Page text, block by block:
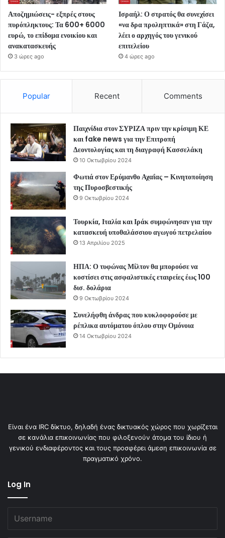
Αποζημιώσεις- εξπρές στους
πυρόπληκτους: Τα 600+ 6000
ευρώ, το επίδομα ενοικίου και
ανακατασκευής
3 ώρες ago
Ισραήλ: Ο στρατός θα συνεχίσει
«να δρα προληπτικά» στη Γάζα,
λέει ο αρχηγός του γενικού
επιτελείου
4 ώρες ago
Popular Recent Comments
Παιχνίδια στον ΣΥΡΙΖΑ πριν την κρίσιμη ΚΕ
και fake news για την Επιτροπή
Δεοντολογίας και τη διαγραφή Κασσελάκη
10 Οκτωβρίου 2024
Φωτιά στον Ερύμανθο Αχαΐας – Κινητοποίηση
της Πυροσβεστικής
9 Οκτωβρίου 2024
Τουρκία, Ιταλία και Ιράκ συμφώνησαν για την
κατασκευή υποθαλάσσιου αγωγού πετρελαίου
13 Απριλίου 2025
ΗΠΑ: Ο τυφώνας Μίλτον θα μπορούσε να
κοστίσει στις ασφαλιστικές εταιρείες έως 100
δισ. δολάρια
9 Οκτωβρίου 2024
Συνελήφθη άνδρας που κυκλοφορούσε με
ρέπλικα αυτόματου όπλου στην Ομόνοια
14 Οκτωβρίου 2024
Είναι ένα IRC δίκτυο, δηλαδή ένας δικτυακός χώρος που χωρίζεται
σε κανάλια επικοινωνίας που φιλοξενούν άτομα του ίδιου ή
γενικού ενδιαφέροντος και τους προσφέρει άμεση επικοινωνία σε
πραγματικό χρόνο.
Log In